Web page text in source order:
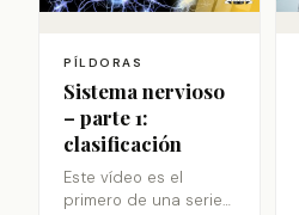
PÍLDORAS
Sistema nervioso
– parte 1:
clasificación
Este vídeo es el
primero de una serie